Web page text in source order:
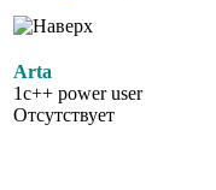
Arta
1c++ power user
Отсутствует